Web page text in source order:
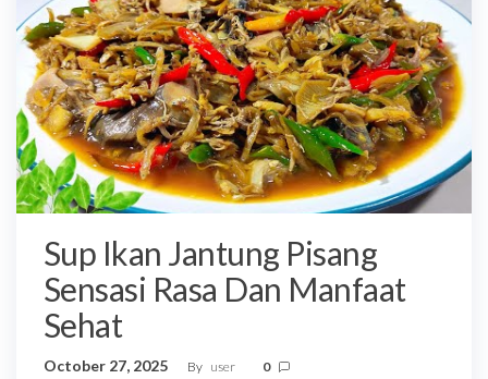
Sup Ikan Jantung Pisang
Sensasi Rasa Dan Manfaat
Sehat
October 27, 2025 By user 0